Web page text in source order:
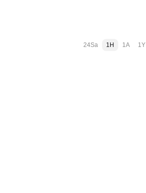
24Sa 1H 1A 1Y